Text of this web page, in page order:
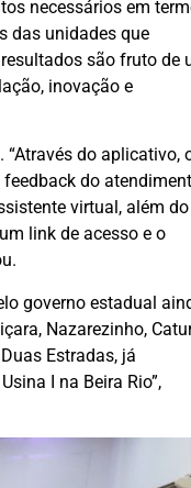
necessários em
das unidades que
são fruto de
inovação e
do aplicativo,
do
virtual, além do
link de acesso e o
governo estadual
Nazarezinho,
Estradas, já
I na Beira Rio”,